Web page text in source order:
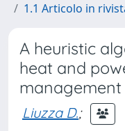
1.1 Articolo in
A heuristic
heat and
management
Liuzza D.;